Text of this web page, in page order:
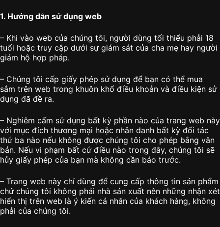
1. Hướng dẫn sử dụng web
– Khi vào web của chúng tôi, người dùng tối thiểu phải 18
tuổi hoặc truy cập dưới sự giám sát của cha mẹ hay người
giám hộ hợp pháp.
– Chúng tôi cấp giấy phép sử dụng để bạn có thể mua
sắm trên web trong khuôn khổ điều khoản và điều kiện sử
dụng đã đề ra.
– Nghiêm cấm sử dụng bất kỳ phần nào của trang web này
với mục đích thương mại hoặc nhân danh bất kỳ đối tác
thứ ba nào nếu không được chúng tôi cho phép bằng văn
bản. Nếu vi phạm bất cứ điều nào trong đây, chúng tôi sẽ
hủy giấy phép của bạn mà không cần báo trước.
– Trang web này chỉ dùng để cung cấp thông tin sản phẩm
chứ chúng tôi không phải nhà sản xuất nên những nhận xét
hiển thị trên web là ý kiến cá nhân của khách hàng, không
phải của chúng tôi.